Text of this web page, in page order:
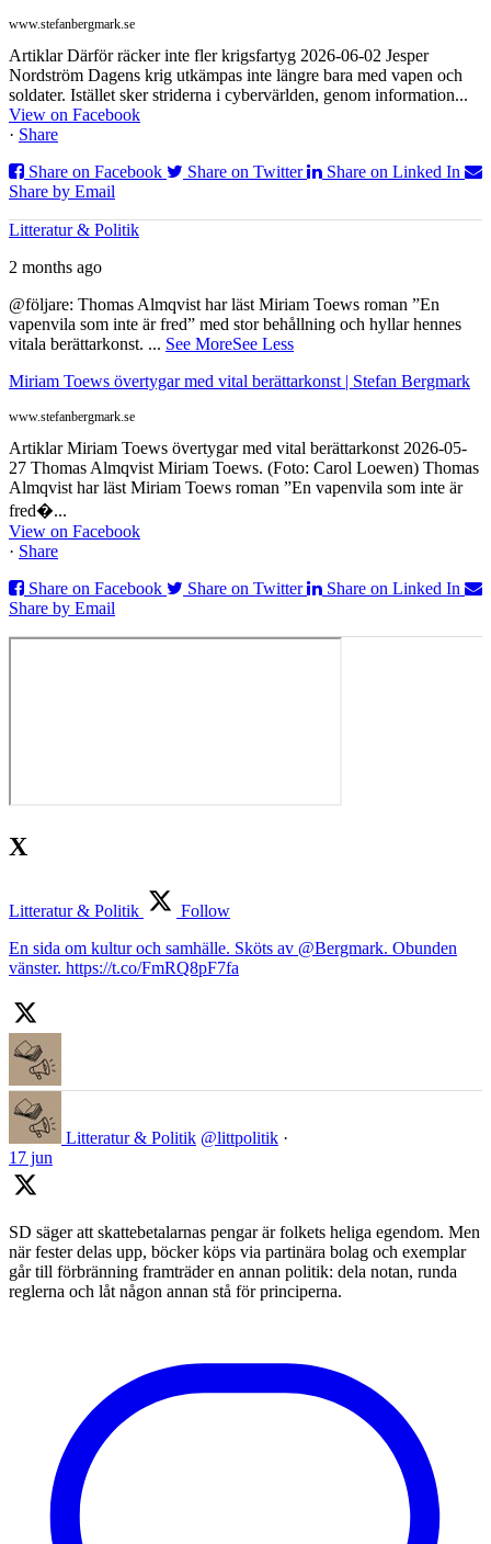
www.stefanbergmark.se
Artiklar Därför räcker inte fler krigsfartyg 2026-06-02 Jesper
Nordström Dagens krig utkämpas inte längre bara med vapen och
soldater. Istället sker striderna i cybervärlden, genom information...
View on Facebook
· Share
Share on Facebook
Share on Twitter
Share on Linked In
Share by Email
Litteratur & Politik
2 months ago
@följare: Thomas Almqvist har läst Miriam Toews roman ”En
vapenvila som inte är fred” med stor behållning och hyllar hennes
vitala berättarkonst. ... See MoreSee Less
Miriam Toews övertygar med vital berättarkonst | Stefan Bergmark
www.stefanbergmark.se
Artiklar Miriam Toews övertygar med vital berättarkonst 2026-05-
27 Thomas Almqvist Miriam Toews. (Foto: Carol Loewen) Thomas
Almqvist har läst Miriam Toews roman ”En vapenvila som inte är
fred�...
View on Facebook
· Share
Share on Facebook
Share on Twitter
Share on Linked In
Share by Email
X
Litteratur & Politik
Follow
En sida om kultur och samhälle. Sköts av @Bergmark. Obunden
vänster. https://t.co/FmRQ8pF7fa
Litteratur & Politik @littpolitik ·
17 jun
SD säger att skattebetalarnas pengar är folkets heliga egendom. Men
när fester delas upp, böcker köps via partinära bolag och exemplar
går till förbränning framträder en annan politik: dela notan, runda
reglerna och låt någon annan stå för principerna.